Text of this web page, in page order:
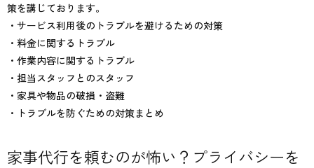
策を講じております。
・サービス利用後のトラブルを避けるための対策
・料金に関するトラブル
・作業内容に関するトラブル
・担当スタッフとのスタッフ
・家具や物品の破損・盗難
・トラブルを防ぐための対策まとめ
家事代行を頼むのが怖い？プライバシーを